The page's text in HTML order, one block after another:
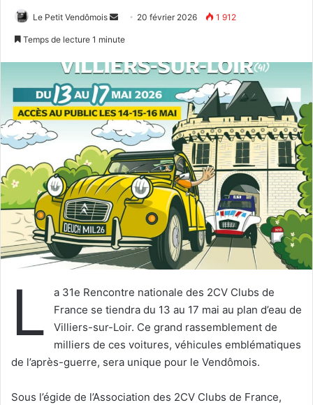
Le Petit Vendômois
o
e
r
u
n
c
o
u
r
r
i
e
20 février 2026 1 912
Temps de lecture 1 minute
L
a 31e Rencontre nationale des 2CV Clubs de
France se tiendra du 13 au 17 mai au plan d’eau de
Villiers-sur-Loir. Ce grand rassemblement de
milliers de ces voitures, véhicules emblématiques
de l’après-guerre, sera unique pour le Vendômois.
Sous l’égide de l’Association des 2CV Clubs de France,